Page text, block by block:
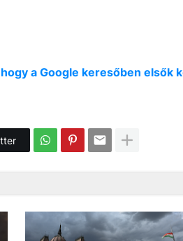
a Google keresőben elsők